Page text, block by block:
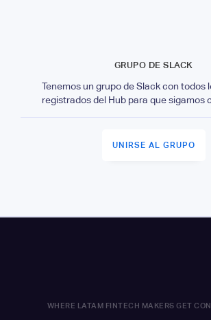
GRUPO DE SLACK
Tenemos un grupo de Slack con todos
registrados del Hub para que sigamos
UNIRSE AL GRUPO
WHERE LATAM FINTECH MAKERS GET